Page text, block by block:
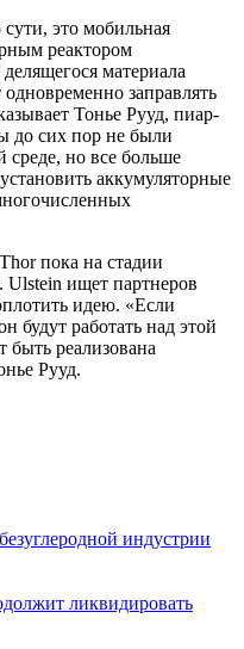
это мобильная
реактором
материала
заправлять
Тонье Рууд, пиар-
до сих пор не были
среде, но все больше
аккумуляторные
пока на стадии
Ulstein ищет партнеров
идею. «Если
будут работать над этой
быть реализована
Рууд.
индустрии
ликвидировать